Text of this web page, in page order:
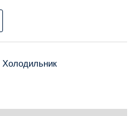
Холодильник